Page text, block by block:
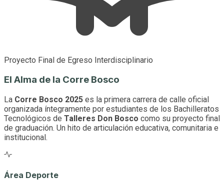
Proyecto Final de Egreso Interdisciplinario
El Alma de la Corre Bosco
La Corre Bosco 2025 es la primera carrera de calle oficial
organizada íntegramente por estudiantes de los Bachilleratos
Tecnológicos de Talleres Don Bosco como su proyecto final
de graduación. Un hito de articulación educativa, comunitaria e
institucional.
Área Deporte